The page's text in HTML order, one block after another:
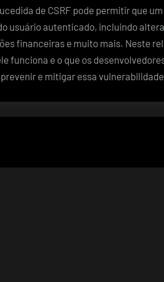
de CSRF pode permitir que
usuário autenticado, incluindo
financeiras e muito mais. Neste
funciona e o que os
e mitigar essa